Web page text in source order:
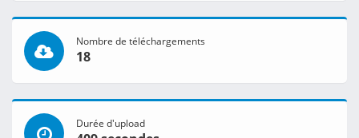
Nombre de téléchargements
18
Durée d'upload